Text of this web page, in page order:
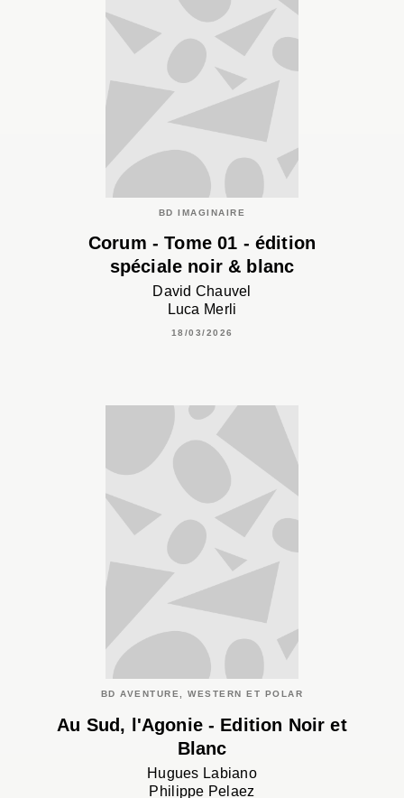
BD IMAGINAIRE
Corum - Tome 01 - édition
spéciale noir & blanc
David Chauvel
Luca Merli
18/03/2026
BD AVENTURE, WESTERN ET POLAR
Au Sud, l'Agonie - Edition Noir et
Blanc
Hugues Labiano
Philippe Pelaez